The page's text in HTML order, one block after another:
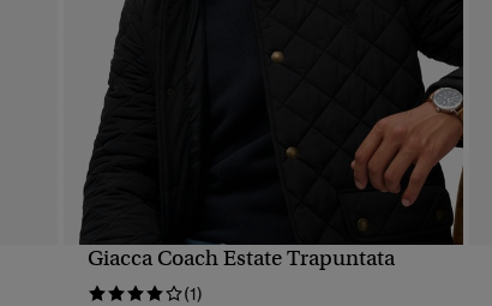
VISUALIZZAZIONE RAPIDA
Giacca Coach Estate Trapuntata
(1)